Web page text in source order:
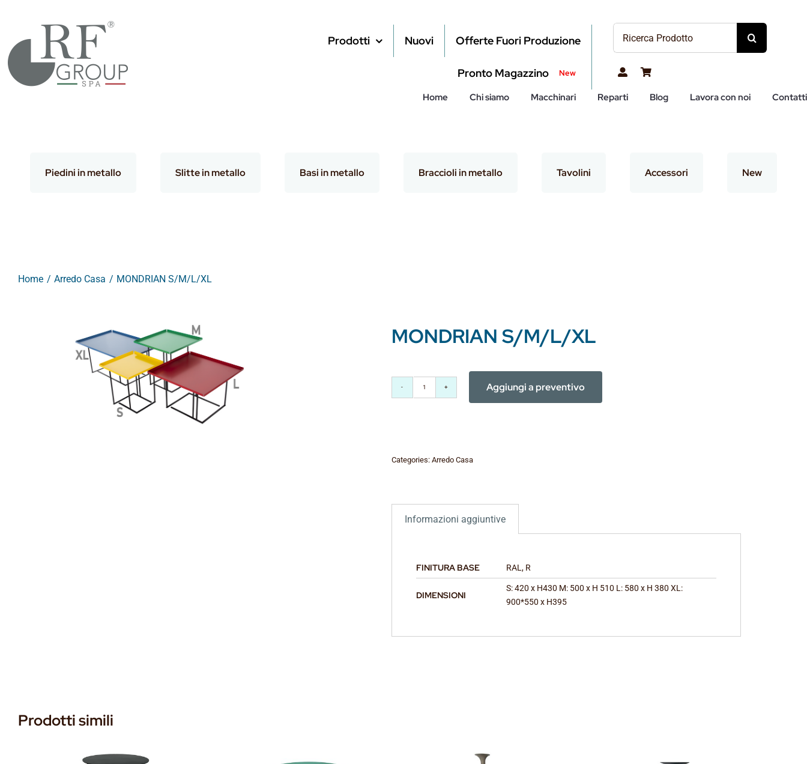
contenuto
Prodotti Nuovi Offerte Fuori Produzione
Pronto Magazzino New
Home Chi siamo Macchinari Reparti Blog Lavora con noi Contatti
Piedini in metallo Slitte in metallo Basi in metallo Braccioli in metallo Tavolini Accessori New
Home Arredo Casa MONDRIAN S/M/L/XL
MONDRIAN S/M/L/XL
Aggiungi a preventivo
Categories: Arredo Casa
Informazioni aggiuntive
FINITURA BASE RAL, R
DIMENSIONI
S: 420 x H430 M: 500 x H 510 L: 580 x H 380 XL:
900*550 x H395
Prodotti simili